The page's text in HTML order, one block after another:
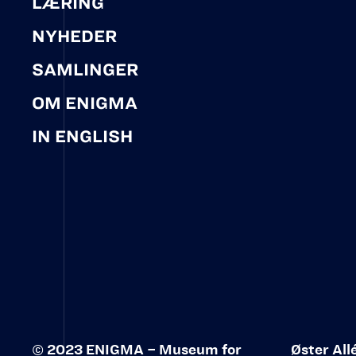
NYHEDER
SAMLINGER
OM ENIGMA
IN ENGLISH
© 2023 ENIGMA – Museum for Øster